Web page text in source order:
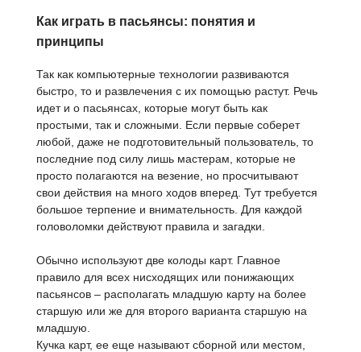
Как играть в пасьянсы: понятия и
принципы
Так как компьютерные технологии развиваются
быстро, то и развлечения с их помощью растут. Речь
идет и о пасьянсах, которые могут быть как
простыми, так и сложными. Если первые соберет
любой, даже не подготовительный пользователь, то
последние под силу лишь мастерам, которые не
просто полагаются на везение, но просчитывают
свои действия на много ходов вперед. Тут требуется
большое терпение и внимательность. Для каждой
головоломки действуют правила и загадки.
Обычно используют две колоды карт. Главное
правило для всех нисходящих или понижающих
пасьянсов – располагать младшую карту на более
старшую или же для второго варианта старшую на
младшую.
Кучка карт, ее еще называют сборной или местом,